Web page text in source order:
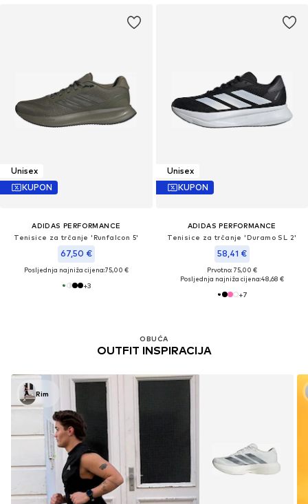
Unisex
KUPON
ADIDAS PERFORMANCE
Tenisice za trčanje 'Runfalcon 5'
67,50 €
Posljednja najniža cijena:75,00 €
+3
Unisex
KUPON
ADIDAS PERFORMANCE
Tenisice za trčanje 'Duramo SL 2'
58,41 €
Prvotno: 75,00 €
Posljednja najniža cijena:48,68 €
+7
OBUĆA
OUTFIT INSPIRACIJA
Rim